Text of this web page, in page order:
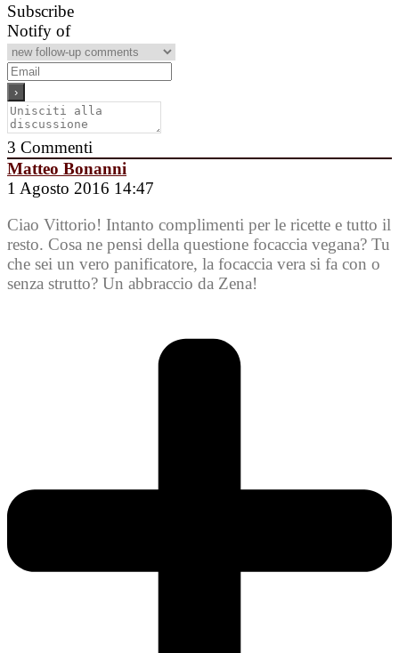
Subscribe
Notify of
3 Commenti
Matteo Bonanni
1 Agosto 2016 14:47
Ciao Vittorio! Intanto complimenti per le ricette e tutto il
resto. Cosa ne pensi della questione focaccia vegana? Tu
che sei un vero panificatore, la focaccia vera si fa con o
senza strutto? Un abbraccio da Zena!